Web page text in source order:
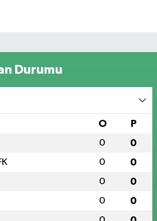
Durumu
O P
0 0
0 0
0 0
0 0